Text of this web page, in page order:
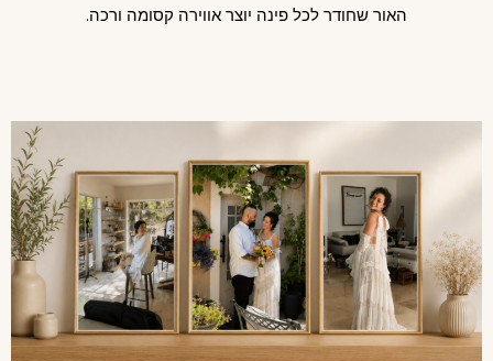
האור שחודר לכל פינה יוצר אווירה קסומה ורכה.